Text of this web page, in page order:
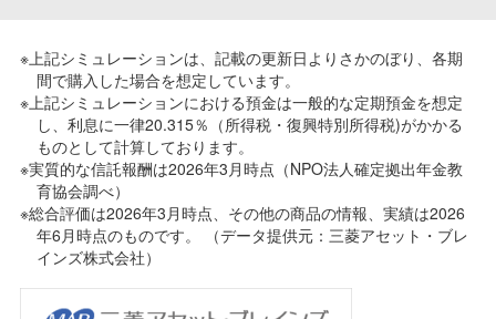
※上記シミュレーションは、記載の更新日よりさかのぼり、各期
間で購入した場合を想定しています。
※上記シミュレーションにおける預金は一般的な定期預金を想定
し、利息に一律20.315％（所得税・復興特別所得税)がかかる
ものとして計算しております。
※実質的な信託報酬は2026年3月時点（NPO法人確定拠出年金教
育協会調べ）
※総合評価は2026年3月時点、その他の商品の情報、実績は2026
年6月時点のものです。 （データ提供元：三菱アセット・ブレ
インズ株式会社）